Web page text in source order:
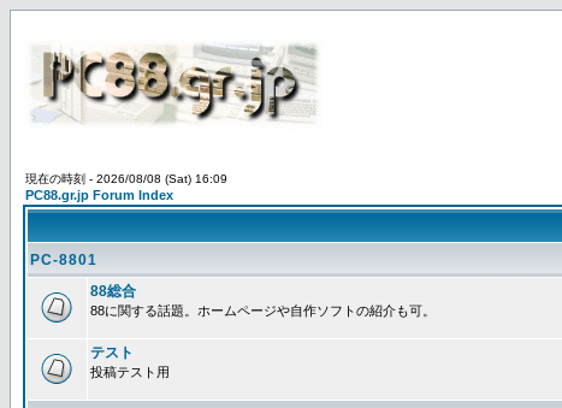
現在の時刻 - 2026/08/08 (Sat) 16:09
PC88.gr.jp Forum Index
PC-8801
88総合
88に関する話題。ホームページや自作ソフトの紹介も可。
テスト
投稿テスト用